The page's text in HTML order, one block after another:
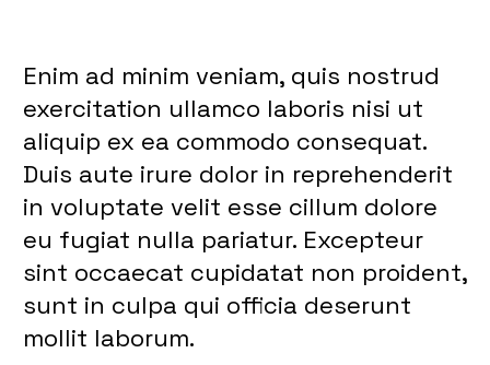
Enim ad minim veniam, quis nostrud
exercitation ullamco laboris nisi ut
aliquip ex ea commodo consequat.
Duis aute irure dolor in reprehenderit
in voluptate velit esse cillum dolore
eu fugiat nulla pariatur. Excepteur
sint occaecat cupidatat non proident,
sunt in culpa qui officia deserunt
mollit laborum.